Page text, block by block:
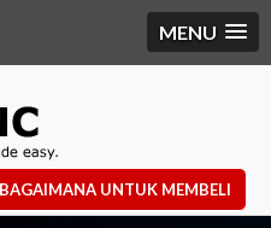
MENU
BAGAIMANA UNTUK MEMBELI